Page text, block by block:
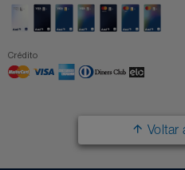
Crédito
Voltar